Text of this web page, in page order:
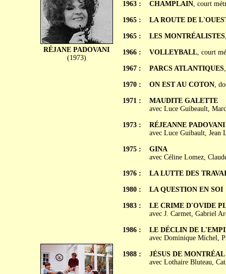
RÉJANE PADOVANI
(1973)
1963 :
1965 :
1965 :
1966 :
1967 :
1970 :
1971 :
1973 :
1975 :
1976 :
1980 :
1983 :
1986 :
1988 :
CHAMPLAIN, court
LA ROUTE DE
LES MONTRÉALISTES
VOLLEYBALL, court
PARCS ATLANTIQUES
ON EST AU COTON,
MAUDITE GALETTE
avec Luce Guibeault,
RÉJEANNE PADOVANI
avec Luce Guibault, Jean
GINA
avec Céline Lomez,
LA LUTTE DES
LA QUESTION EN SOI
LE CRIME D'OVIDE
avec J. Carmet, Gabriel
LE DÉCLIN DE
avec Dominique Michel,
JÉSUS DE MONTRÉAL
avec Lothaire Bluteau,